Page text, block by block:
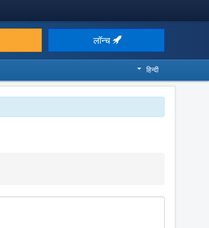
लॉन्च
हिन्दी